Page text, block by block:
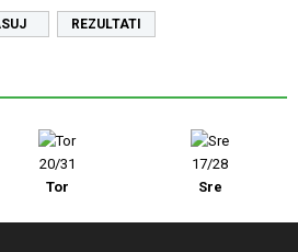
REZULTATI
20/31
Tor
17/28
Sre